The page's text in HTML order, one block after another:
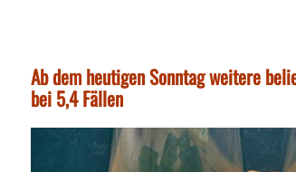
Ab dem heutigen Sonntag weitere
bei 5,4 Fällen